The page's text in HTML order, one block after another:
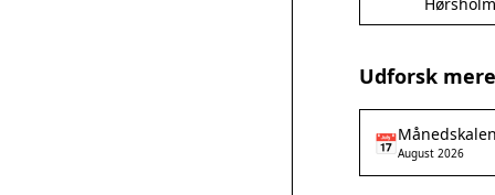
Udforsk
📅August 2026